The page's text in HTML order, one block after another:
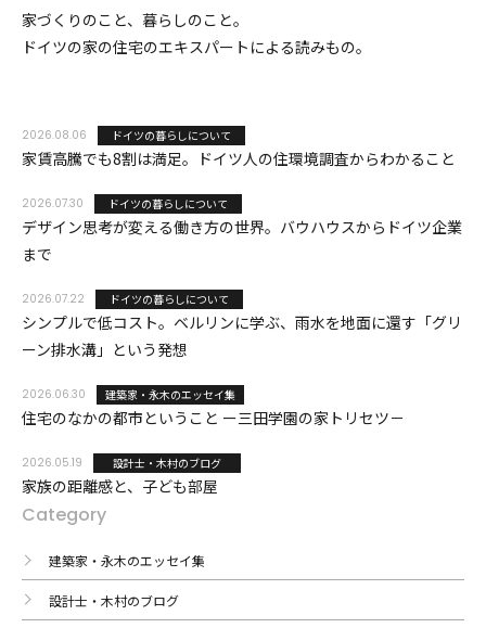
家づくりのこと、暮らしのこと。
ドイツの家の住宅のエキスパートによる読みもの。
Category
建築家・永木のエッセイ集
設計⼠・⽊村のブログ
2026.08.06 ドイツの暮らしについて
家賃高騰でも8割は満足。ドイツ人の住環境調査からわかること
2026.07.30 ドイツの暮らしについて
デザイン思考が変える働き方の世界。バウハウスからドイツ企業
まで
2026.07.22 ドイツの暮らしについて
シンプルで低コスト。ベルリンに学ぶ、雨水を地面に還す「グリ
ーン排水溝」という発想
2026.06.30 建築家・永木のエッセイ集
住宅のなかの都市ということ ー三田学園の家トリセツ－
2026.05.19 設計⼠・⽊村のブログ
家族の距離感と、子ども部屋